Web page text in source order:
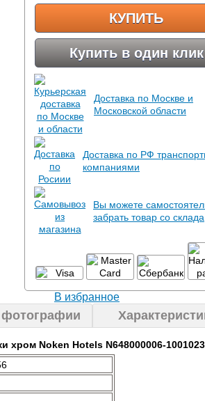
КУПИТЬ
Купить в один клик
Доставка по Москве и
Московской области
Доставка по РФ
компаниями
Вы можете
забрать товар со склада
В избранное
фотографии
хром Noken Hotels N648000006-